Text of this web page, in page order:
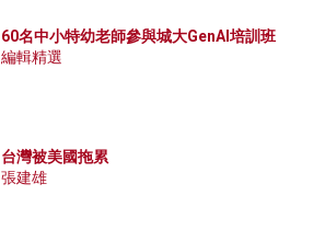
60名中小特幼老師參與城大GenAI培訓班
編輯精選
台灣被美國拖累
張建雄